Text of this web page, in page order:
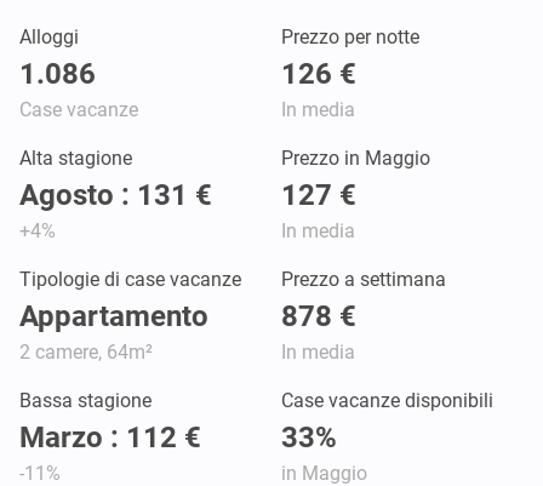
Alloggi
1.086
Case vacanze
Prezzo per notte
126 €
In media
Alta stagione
Agosto : 131 €
+4%
Prezzo in Maggio
127 €
In media
Tipologie di case vacanze
Appartamento
2 camere, 64m²
Prezzo a settimana
878 €
In media
Bassa stagione
Marzo : 112 €
-11%
Case vacanze disponibili
33%
in Maggio